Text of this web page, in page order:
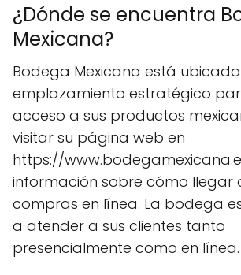
¿Dónde se encuentra
Mexicana?
Bodega Mexicana está
emplazamiento estratégico
acceso a sus productos
visitar su página web en
https://
información sobre cómo llegar
compras en línea. La bodega
a atender a sus clientes tanto
presencialmente como en línea.